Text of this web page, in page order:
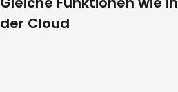
der Cloud